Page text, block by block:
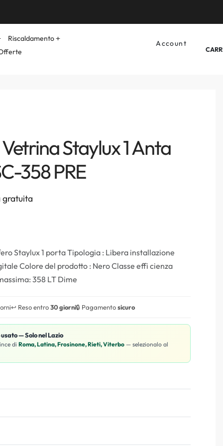
Riscaldamento
Account
Staylux 1 Anta
358 PRE
gratuita
Staylux 1 porta Tipologia : Libera installazione
Colore del prodotto : Nero Classe effi cienza
358 LT Dime
↩️ Reso entro30 giorni🔒 Pagamentosicuro
— Solo nel Lazio
di Roma, Latina, Frosinone, Rieti, Viterbo — selezionalo al